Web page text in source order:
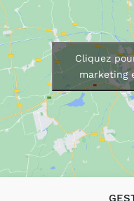
Cliquez
marketing